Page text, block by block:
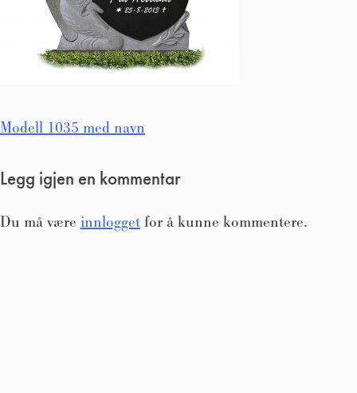
Innleggsnavigasjon
Modell 1035 med navn
Legg igjen en kommentar
Du må være innlogget for å kunne kommentere.